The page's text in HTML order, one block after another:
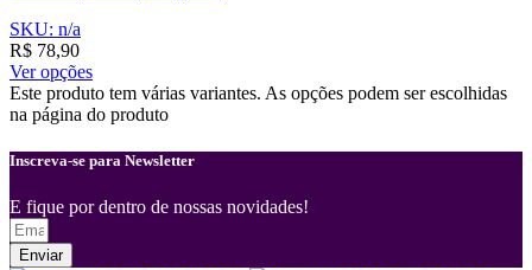
SKU: n/a
R$ 78,90
Ver opções
Este produto tem várias variantes. As opções podem ser escolhidas
na página do produto
Inscreva-se para Newsletter
E fique por dentro de nossas novidades!
Enviar